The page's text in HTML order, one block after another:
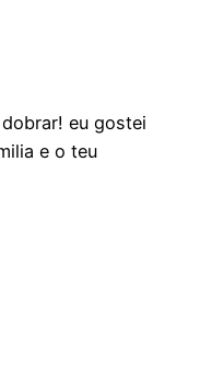
eu gostei
e o teu